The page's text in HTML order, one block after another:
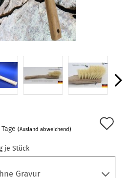
(Ausland abweichend)
je Stück